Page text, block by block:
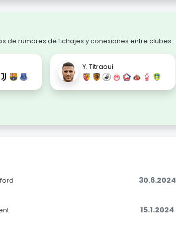
de rumores de fichajes y conexiones entre clubes.
Y. Titraoui
30.6.2024
15.1.2024